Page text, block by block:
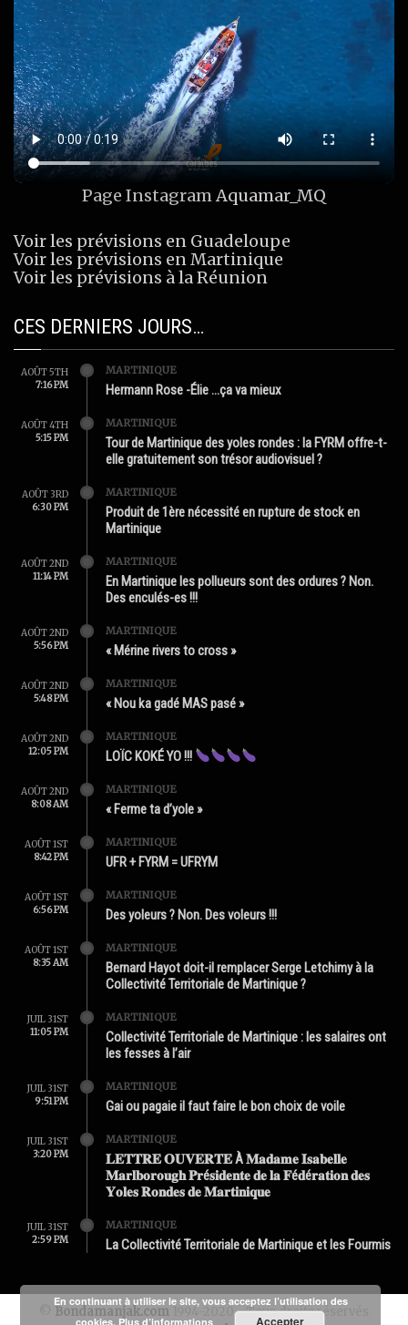
Page InstagramAquamar_MQ
Voir les prévisions en Guadeloupe
Voir les prévisions en Martinique
Voir les prévisions à la Réunion
CES DERNIERS JOURS…
AOÛT 5TH
7:16 PM
MARTINIQUE
Hermann Rose -Élie …ça va mieux
AOÛT 4TH
5:15 PM
MARTINIQUE
Tour de Martinique des yoles rondes : la FYRM offre-t-
elle gratuitement son trésor audiovisuel ?
AOÛT 3RD
6:30 PM
MARTINIQUE
Produit de 1ère nécessité en rupture de stock en
Martinique
AOÛT 2ND
11:14 PM
MARTINIQUE
En Martinique les pollueurs sont des ordures ? Non.
Des enculés-es !!!
AOÛT 2ND
5:56 PM
MARTINIQUE
« Mérine rivers to cross »
AOÛT 2ND
5:48 PM
MARTINIQUE
« Nou ka gadé MAS pasé »
AOÛT 2ND
12:05 PM
MARTINIQUE
LOÏC KOKÉ YO !!!
AOÛT 2ND
8:08 AM
MARTINIQUE
« Ferme ta d’yole »
AOÛT 1ST
8:42 PM
MARTINIQUE
UFR + FYRM = UFRYM
AOÛT 1ST
6:56 PM
MARTINIQUE
Des yoleurs ? Non. Des voleurs !!!
AOÛT 1ST
8:35 AM
MARTINIQUE
Bernard Hayot doit-il remplacer Serge Letchimy à la
Collectivité Territoriale de Martinique ?
JUIL 31ST
11:05 PM
MARTINIQUE
Collectivité Territoriale de Martinique : les salaires ont
les fesses à l’air
JUIL 31ST
9:51 PM
MARTINIQUE
Gai ou pagaie il faut faire le bon choix de voile
JUIL 31ST
3:20 PM
MARTINIQUE
𝐋𝐄𝐓𝐓𝐑𝐄 𝐎𝐔𝐕𝐄𝐑𝐓𝐄 À 𝐌𝐚𝐝𝐚𝐦𝐞 𝐈𝐬𝐚𝐛𝐞𝐥𝐥𝐞
𝐌𝐚𝐫𝐥𝐛𝐨𝐫𝐨𝐮𝐠𝐡 𝐏𝐫é𝐬𝐢𝐝𝐞𝐧𝐭𝐞 𝐝𝐞 𝐥𝐚 𝐅é𝐝é𝐫𝐚𝐭𝐢𝐨𝐧 𝐝𝐞𝐬
𝐘𝐨𝐥𝐞𝐬 𝐑𝐨𝐧𝐝𝐞𝐬 𝐝𝐞 𝐌𝐚𝐫𝐭𝐢𝐧𝐢𝐪𝐮𝐞
JUIL 31ST
2:59 PM
MARTINIQUE
La Collectivité Territoriale de Martinique et les Fourmis
Bondamanjak.com 1994-2020 - Tous droits réservés
En continuant à utiliser le site, vous acceptez l’utilisation des
cookies. Plus d’informations Accepter